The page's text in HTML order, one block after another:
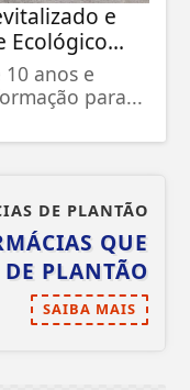
e
Ecológico...
anos e
para...
DE PLANTÃO
QUE
DE PLANTÃO
SAIBA MAIS